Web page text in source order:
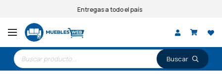
Entregas a todo el país
Búsqueda
de
productos